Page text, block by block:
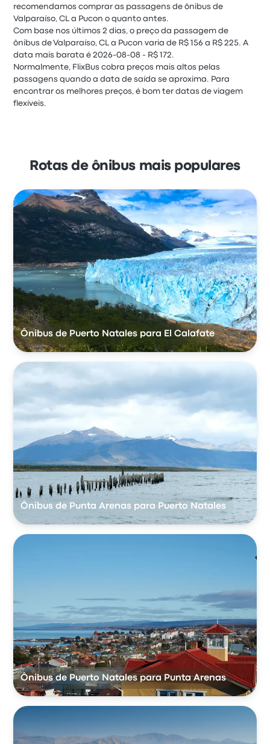
recomendamos comprar as passagens de ônibus de
Valparaíso, CL a Pucon o quanto antes.
Com base nos últimos 2 dias, o preço da passagem de
ônibus de Valparaíso, CL a Pucon varia de R$ 156 a R$ 225. A
data mais barata é 2026-08-08 - R$ 172.
Normalmente, FlixBus cobra preços mais altos pelas
passagens quando a data de saída se aproxima. Para
encontrar os melhores preços, é bom ter datas de viagem
flexíveis.
Rotas de ônibus mais populares
Ônibus de Puerto Natales para El Calafate
Ônibus de Punta Arenas para Puerto Natales
Ônibus de Puerto Natales para Punta Arenas